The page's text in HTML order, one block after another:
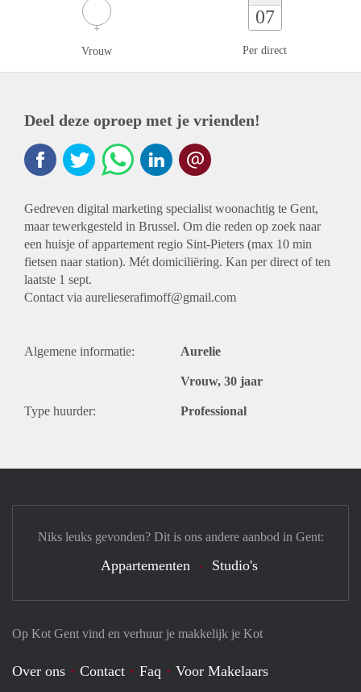
Vrouw
07
Per direct
Deel deze oproep met je vrienden!
Gedreven digital marketing specialist woonachtig te Gent,
maar tewerkgesteld in Brussel. Om die reden op zoek naar
een huisje of appartement regio Sint-Pieters (max 10 min
fietsen naar station). Mét domiciliëring. Kan per direct of ten
laatste 1 sept.
Contact via aurelieserafimoff@gmail.com
Algemene informatie: Aurelie
Vrouw, 30 jaar
Type huurder: Professional
Op Kot Gent vind en verhuur je makkelijk je Kot
Over ons Contact Faq Voor Makelaars
Niks leuks gevonden? Dit is ons andere aanbod in Gent:
Appartementen Studio's